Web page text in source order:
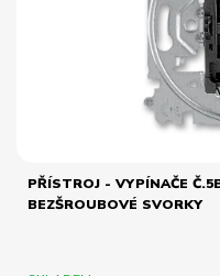
PŘÍSTROJ - VYPÍNAČE
BEZŠROUBOVÉ SVORKY